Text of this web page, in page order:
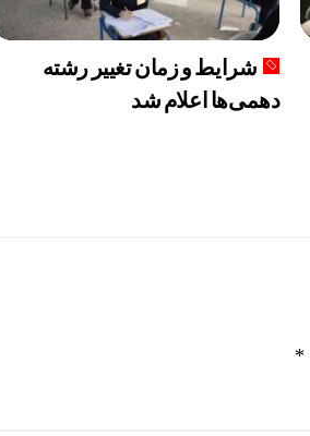
شرایط و زمان تغییر رشته
دهمی‌ها اعلام شد
*